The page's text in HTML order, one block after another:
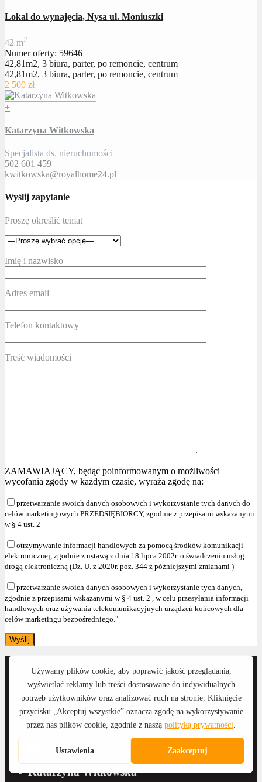
Lokal do wynajęcia, Nysa ul. Moniuszki
42 m2
Numer oferty: 59646
42,81m2, 3 biura, parter, po remoncie, centrum
42,81m2, 3 biura, parter, po remoncie, centrum
2 500 zł
+
Katarzyna Witkowska
Specjalista ds. nieruchomości
502 601 459
kwitkowska@royalhome24.pl
Wyślij zapytanie
Proszę określić temat
Imię i nazwisko
Adres email
Telefon kontaktowy
Treść wiadomości
ZAMAWIAJĄCY, będąc poinformowanym o możliwości
wycofania zgody w każdym czasie, wyraża zgodę na:
przetwarzanie swoich danych osobowych i wykorzystanie tych danych do
celów marketingowych PRZEDSIĘBIORCY, zgodnie z przepisami wskazanymi
w § 4 ust. 2
otrzymywanie informacji handlowych za pomocą środków komunikacji
elektronicznej, zgodnie z ustawą z dnia 18 lipca 2002r. o świadczeniu usług
drogą elektroniczną (Dz. U. z 2020r. poz. 344 z późniejszymi zmianami )
przetwarzanie swoich danych osobowych i wykorzystanie tych danych,
zgodnie z przepisami wskazanymi w § 4 ust. 2 , w celu przesyłania informacji
handlowych oraz używania telekomunikacyjnych urządzeń końcowych dla
celów marketingu bezpośredniego."
Anna Wyka
Katarzyna Witkowska